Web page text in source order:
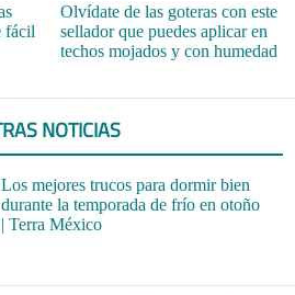
fácil
Olvídate de las goteras con este
sellador que puedes aplicar en
techos mojados y con humedad
NOTICIAS
Los mejores trucos para dormir bien
durante la temporada de frío en otoño
| Terra México